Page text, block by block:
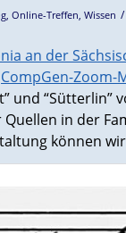
, Online-Treffen, Wissen /
an der
CompGen-Zoom-
und “Sütterlin”
in der
können